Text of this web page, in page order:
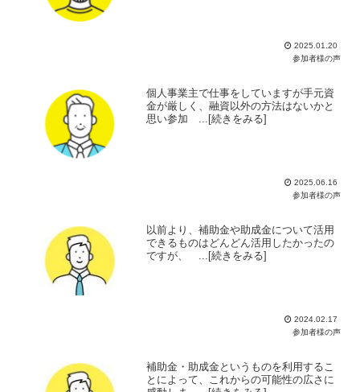
2025.01.20
参加者様の声
個人事業主で仕事をしていますが手元資
金が厳しく、融資以外の方法はないかと
思い参加 ...[続きをみる]
2025.06.16
参加者様の声
以前より、補助金や助成金について活用
できるものはどんどん活用したかったの
ですが、 ...[続きをみる]
2024.02.17
参加者様の声
補助金・助成金というものを利用するこ
とによって、これからの可能性の広さに